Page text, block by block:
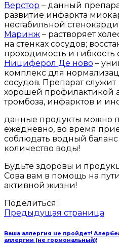
Верстор – данный
развитие инфаркта
нестабильной
Маринж – растворяет
на стенках сосудов;
проходимость и гибкость
Нициферол Де ново –
комплекс для
сосудов. Препарат служит
хорошей профилактикой
тромбоза, инфарктов и
данные продукты можно
ежедневно, во время
соблюдать водный баланс
количество воды!
Будьте здоровы и
Сова вам в помощь на
активной жизни!
Поделиться:
Предыдущая страница
Ваша аллергия не пройдет!
аллергии (не гормональный)!